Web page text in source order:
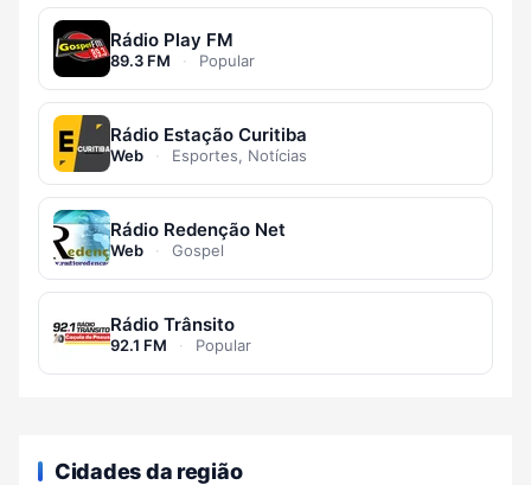
Rádio Play FM
89.3 FM · Popular
Rádio Estação Curitiba
Web · Esportes, Notícias
Rádio Redenção Net
Web · Gospel
Rádio Trânsito
92.1 FM · Popular
Cidades da região